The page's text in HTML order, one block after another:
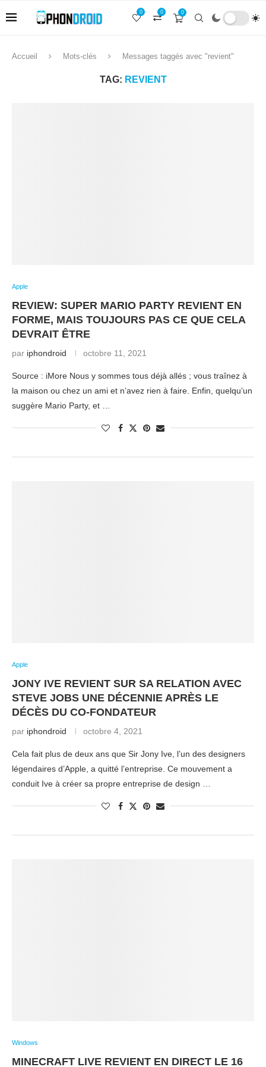
0
0
0
Accueil Mots-clés Messages taggés avec "revient"
TAG: REVIENT
Apple
REVIEW: SUPER MARIO PARTY REVIENT EN
FORME, MAIS TOUJOURS PAS CE QUE CELA
DEVRAIT ÊTRE
par iphondroid octobre 11, 2021
Source : iMore Nous y sommes tous déjà allés ; vous traînez à
la maison ou chez un ami et n’avez rien à faire. Enfin, quelqu’un
suggère Mario Party, et …
Apple
JONY IVE REVIENT SUR SA RELATION AVEC
STEVE JOBS UNE DÉCENNIE APRÈS LE
DÉCÈS DU CO-FONDATEUR
par iphondroid octobre 4, 2021
Cela fait plus de deux ans que Sir Jony Ive, l’un des designers
légendaires d’Apple, a quitté l’entreprise. Ce mouvement a
conduit Ive à créer sa propre entreprise de design …
Windows
MINECRAFT LIVE REVIENT EN DIRECT LE 16